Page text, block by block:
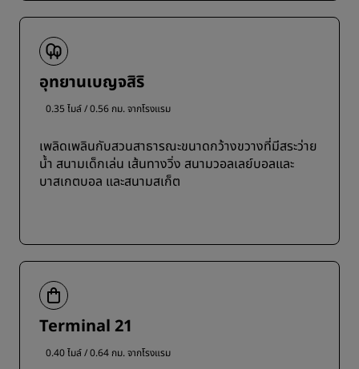
อุทยานเบญจสิริ
0.35 ไมล์ / 0.56 กม. จากโรงแรม
เพลิดเพลินกับสวนสาธารณะขนาดกว้างขวางที่มีสระว่าย
น้ำ สนามเด็กเล่น เส้นทางวิ่ง สนามวอลเลย์บอลและ
บาสเกตบอล และสนามสเก็ต
Terminal 21
0.40 ไมล์ / 0.64 กม. จากโรงแรม